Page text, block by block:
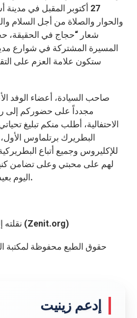
27 أكتوبر المقبل في
والحوار والصلاة من أجل السلام
شعار “حجاج في الحقيقة،
المسيرة المشتركة في شوارع
ستكون علامة العزم على
صاحب السيادة، أعضاء الوفد
مجدداً على حضوركم إلى
الاحتفالية، أطلب منكم تبليغ
البطريرك برتلماوس
للإكليروس وجميع أتباع
لهم على محبتي وعلى تضامن
اليوم بعيد قديسيها المؤسسين.
نقلته إلى العربية غرة معيط (Zenit.org)
حقوق الطبع محفوظة لمكتبة النشر
إدعم زينيت